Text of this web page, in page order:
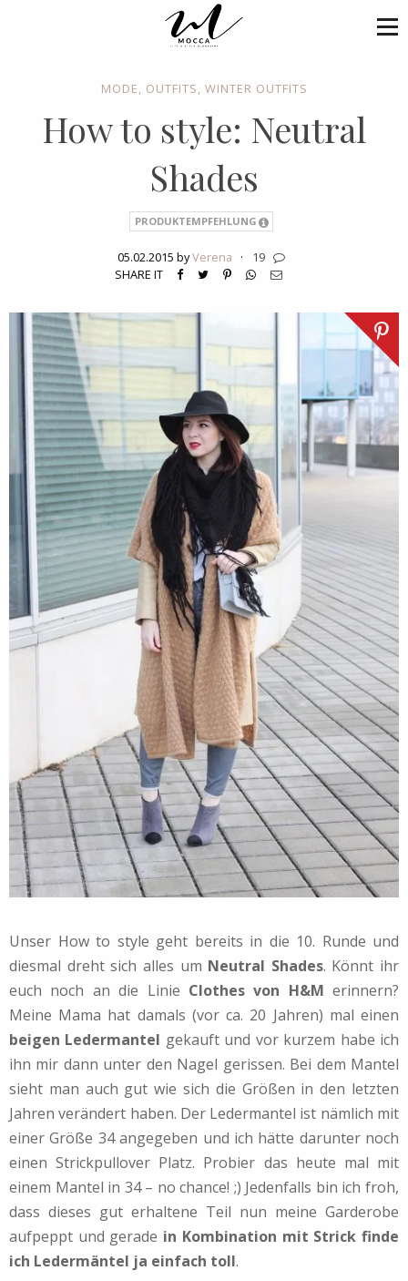
MODE, OUTFITS, WINTER OUTFITS
How to style: Neutral
Shades
PRODUKTEMPFEHLUNG
05.02.2015 byVerena ·
19
SHARE IT
Unser How to style geht bereits in die 10. Runde und
diesmal dreht sich alles um Neutral Shades. Könnt ihr
euch noch an die Linie Clothes von H&M erinnern?
Meine Mama hat damals (vor ca. 20 Jahren) mal einen
beigen Ledermantel gekauft und vor kurzem habe ich
ihn mir dann unter den Nagel gerissen. Bei dem Mantel
sieht man auch gut wie sich die Größen in den letzten
Jahren verändert haben. Der Ledermantel ist nämlich mit
einer Größe 34 angegeben und ich hätte darunter noch
einen Strickpullover Platz. Probier das heute mal mit
einem Mantel in 34 – no chance! ;) Jedenfalls bin ich froh,
dass dieses gut erhaltene Teil nun meine Garderobe
aufpeppt und gerade in Kombination mit Strick finde
ich Ledermäntel ja einfach toll.